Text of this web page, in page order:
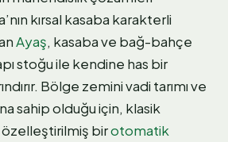
kırsal kasaba karakterli
Ayaş, kasaba ve bağ-bahçe
stoğu ile kendine has bir
Bölge zemini vadi tarımı ve
sahip olduğu için, klasik
birotomatik